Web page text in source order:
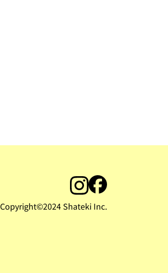
Copyright©︎2024 Shateki Inc.